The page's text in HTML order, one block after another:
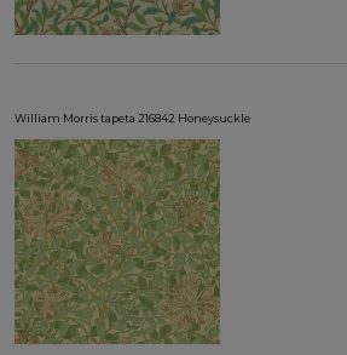
William Morris tapeta 216842 Honeysuckle